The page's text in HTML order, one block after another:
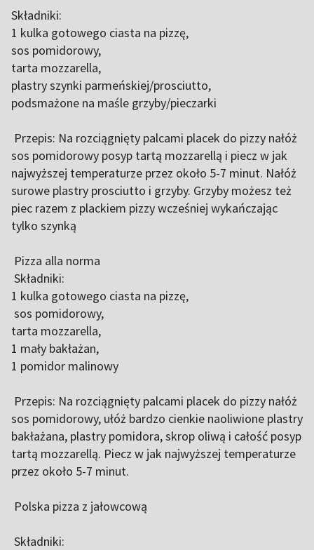
Składniki:
1 kulka gotowego ciasta na pizzę,
sos pomidorowy,
tarta mozzarella,
plastry szynki parmeńskiej/prosciutto,
podsmażone na maśle grzyby/pieczarki
Przepis: Na rozciągnięty palcami placek do pizzy nałóż
sos pomidorowy posyp tartą mozzarellą i piecz w jak
najwyższej temperaturze przez około 5-7 minut. Nałóż
surowe plastry prosciutto i grzyby. Grzyby możesz też
piec razem z plackiem pizzy wcześniej wykańczając
tylko szynką
Pizza alla norma
Składniki:
1 kulka gotowego ciasta na pizzę,
sos pomidorowy,
tarta mozzarella,
1 mały bakłażan,
1 pomidor malinowy
Przepis: Na rozciągnięty palcami placek do pizzy nałóż
sos pomidorowy, ułóż bardzo cienkie naoliwione plastry
bakłażana, plastry pomidora, skrop oliwą i całość posyp
tartą mozzarellą. Piecz w jak najwyższej temperaturze
przez około 5-7 minut.
Polska pizza z jałowcową
Składniki: